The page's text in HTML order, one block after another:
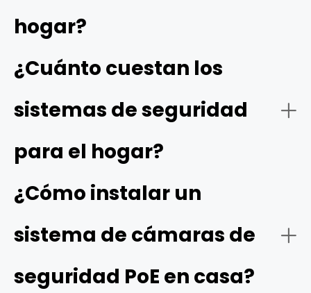
hogar?
Los mejores sistemas de cámaras de seguridad para el
hogar suelen ofrecer funciones avanzadas como vídeo
nocturna de infrarrojos o en color y compatibilidad con
productos de hogares inteligentes. Para obtener un
sistema completo, busca opciones que ofrezcan una
excelente calidad de imagen, visión nocturna fiable,
instalación y de uso, como los sistemas de cámaras de
¿Cuánto cuestan los
sistemas de seguridad
para el hogar?
¿Cómo instalar un
sistema de cámaras de
seguridad PoE en casa?